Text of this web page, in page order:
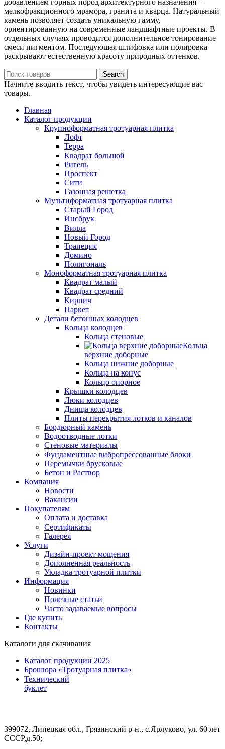
мелкофракционного мрамора, гранита и кварца. Натуральный
камень позволяет создать уникальную гамму,
ориентированную на современные ландшафтные проекты. В
отдельных случаях проводится дополнительное тонирование
смеси пигментом. Последующая шлифовка или полировка
раскрывают естественную красоту природных оттенков.
Search
Начните вводить текст, чтобы увидеть интересующие вас
товары.
Главная
Каталог продукции
Крупноформатная тротуарная плитка
Лофт
Терра
Квадрат большой
Ригель
Проспект
Сити
Газонная решетка
Мультиформатная тротуарная плитка
Старый Город
Инсбрук
Вилла
Новый Город
Трапеция
Домино
Полигональ
Моноформатная тротуарная плитка
Квадрат малый
Квадрат средний
Кирпич
Паркет
Детали бетонных колодцев
Кольца колодцев
Кольца стеновые
Кольца
верхние доборные
Кольца нижние доборные
Кольца на конус
Кольцо опорное
Крышки колодцев
Люки колодцев
Днища колодцев
Плиты перекрытия лотков и каналов
Бордюрный камень
Водоотводные лотки
Стеновые материалы
Фундаментные вибропрессованные блоки
Перемычки брусковые
Бетон и Раствор
Компания
Новости
Вакансии
Покупателям
Оплата и доставка
Сертификаты
Галерея
Услуги
Дизайн-проект мощения
Дополненная реальность
Укладка тротуарной плитки
Информация
Новинки
Полезные статьи
Часто задаваемые вопросы
Где купить
Контакты
Каталоги для скачивания
Каталог продукции 2025
Брошюра «Тротуарная плитка»
Технический
буклет
399072, Липецкая обл., Грязинский р-н., с.Ярлуково, ул. 60 лет
СССР,д.50;